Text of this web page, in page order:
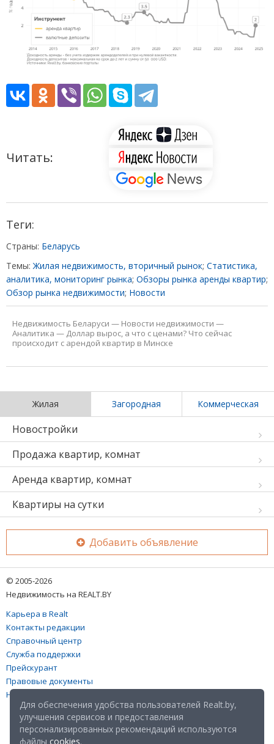
Читать:
Теги:
Страны: Беларусь
Темы:Жилая недвижимость, вторичный рынок; Статистика,
аналитика, мониторинг рынка; Обзоры рынка аренды квартир;
Обзор рынка недвижимости; Новости
Недвижимость Беларуси — Новости недвижимости —
Аналитика — Доллар вырос, а что с ценами? Что сейчас
происходит с арендой квартир в Минске
Жилая Загородная Коммерческая
Новостройки
Продажа квартир, комнат
Аренда квартир, комнат
Квартиры на сутки
Добавить объявление
© 2005-2026
Недвижимость на REALT.BY
Карьера в Realt
Контакты редакции
Справочный центр
Служба поддержки
Прейскурант
Правовые документы
Настройка файлов cookies
Для обеспечения удобства пользователей Realt.by,
улучшения сервисов и предоставления
персонализированных рекомендаций используются
файлы cookies.